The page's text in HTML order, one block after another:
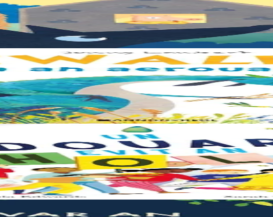
leurs parents. Il était temps pour chacun d’avoir sa propre maison ! Cette
Mais quand elle trouve la forêt parfaite, elle n'est pas la bienvenue... "Ouste ! On
de notre aide – elle a besoin de moi, elle a besoin de vous. Cet album illustré,